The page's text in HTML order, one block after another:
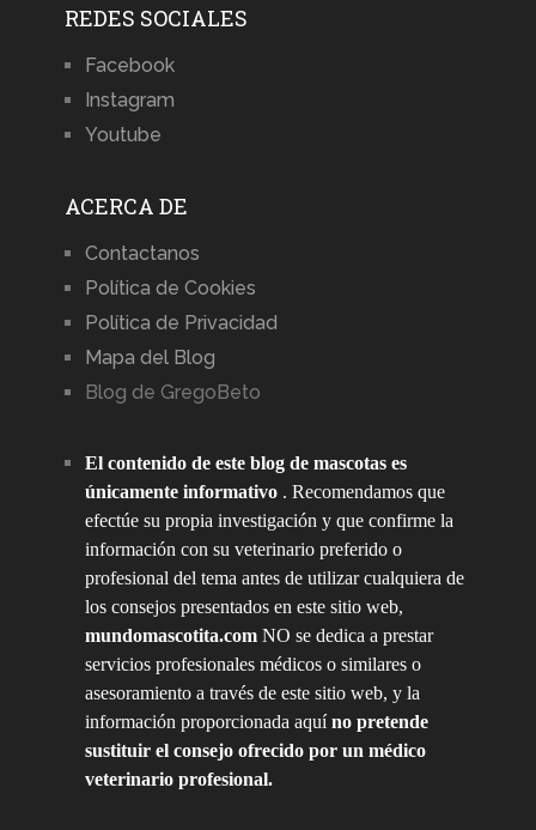
REDES SOCIALES
Facebook
Instagram
Youtube
ACERCA DE
Contactanos
Política de Cookies
Política de Privacidad
Mapa del Blog
Blog de GregoBeto
El contenido de este blog de mascotas es
únicamente informativo. Recomendamos que
efectúe su propia investigación y que confirme la
información con su veterinario preferido o
profesional del tema antes de utilizar cualquiera de
los consejos presentados en este sitio web,
mundomascotita.comNO se dedica a prestar
servicios profesionales médicos o similares o
asesoramiento a través de este sitio web, y la
información proporcionada aquíno pretende
sustituir el consejo ofrecido por un médico
veterinario profesional.